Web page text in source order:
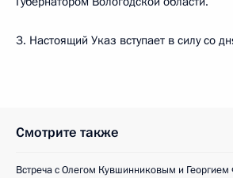
3. Настоящий Указ вступает в силу со
Смотрите также
Встреча с Олегом Кувшинниковым и